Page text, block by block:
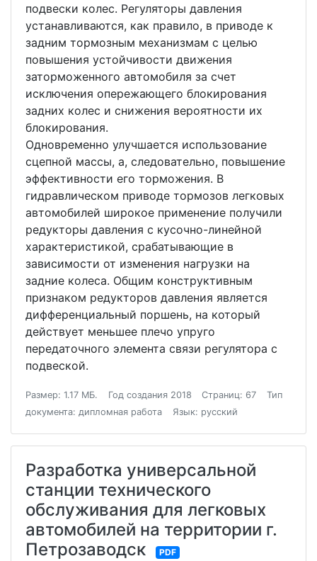
подвески колес. Регуляторы давления
устанавливаются, как правило, в приводе к
задним тормозным механизмам с целью
повышения устойчивости движения
заторможенного автомобиля за счет
исключения опережающего блокирования
задних колес и снижения вероятности их
блокирования.
Одновременно улучшается использование
сцепной массы, а, следовательно, повышение
эффективности его торможения. В
гидравлическом приводе тормозов легковых
автомобилей широкое применение получили
редукторы давления с кусочно-линейной
характеристикой, срабатывающие в
зависимости от изменения нагрузки на
задние колеса. Общим конструктивным
признаком редукторов давления является
дифференциальный поршень, на который
действует меньшее плечо упруго
передаточного элемента связи регулятора с
подвеской.
Размер: 1.17 МБ. Год создания 2018 Страниц: 67
Тип
документа: дипломная работа
Язык: русский
Разработка универсальной
станции технического
обслуживания для легковых
автомобилей на территории г.
Петрозаводск
PDF